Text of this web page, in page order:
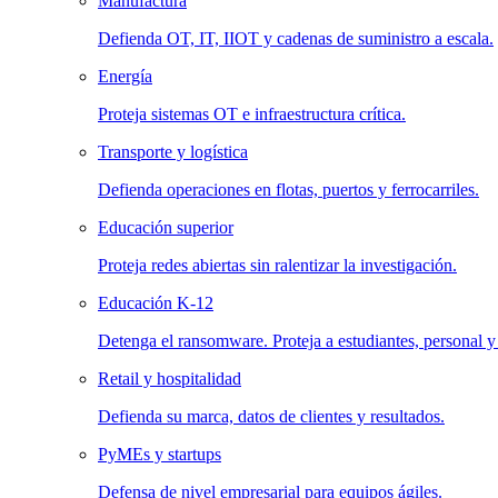
Defienda OT, IT, IIOT y cadenas de suministro a escala.
Energía
Proteja sistemas OT e infraestructura crítica.
Transporte y logística
Defienda operaciones en flotas, puertos y ferrocarriles.
Educación superior
Proteja redes abiertas sin ralentizar la investigación.
Educación K-12
Detenga el ransomware. Proteja a estudiantes, personal y
Retail y hospitalidad
Defienda su marca, datos de clientes y resultados.
PyMEs y startups
Defensa de nivel empresarial para equipos ágiles.